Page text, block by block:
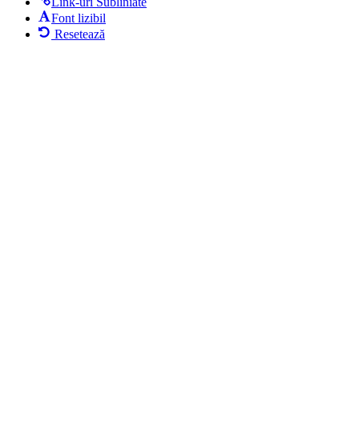
Font lizibil
Resetează